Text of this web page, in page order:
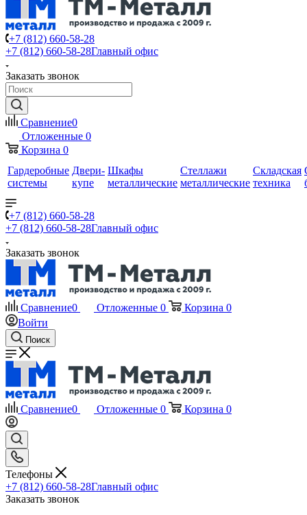
+7 (812) 660-58-28
+7 (812) 660-58-28Главный офис
Заказать звонок
Сравнение0
Отложенные 0
Корзина 0
Гардеробные
системы
Двери-
купе
Шкафы
металлические
Стеллажи
металлические
Складская
техника
+7 (812) 660-58-28
+7 (812) 660-58-28Главный офис
Заказать звонок
Сравнение0 Отложенные 0 Корзина 0
Войти
Поиск
Сравнение0 Отложенные 0 Корзина 0
Телефоны
+7 (812) 660-58-28Главный офис
Заказать звонок